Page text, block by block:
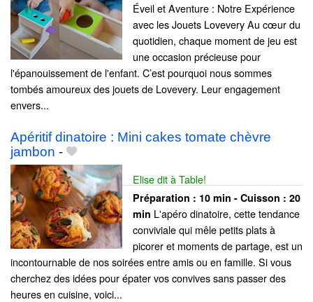
Éveil et Aventure : Notre Expérience
avec les Jouets Lovevery Au cœur du
quotidien, chaque moment de jeu est
une occasion précieuse pour
l'épanouissement de l'enfant. C’est pourquoi nous sommes
tombés amoureux des jouets de Lovevery. Leur engagement
envers...
Apéritif dinatoire : Mini cakes tomate chèvre
jambon -
Elise dit à Table!
Préparation : 10 min - Cuisson : 20
min L'apéro dinatoire, cette tendance
conviviale qui mêle petits plats à
picorer et moments de partage, est un
incontournable de nos soirées entre amis ou en famille. Si vous
cherchez des idées pour épater vos convives sans passer des
heures en cuisine, voici...